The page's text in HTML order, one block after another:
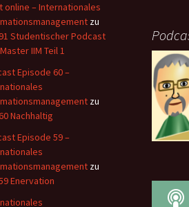
online – Internationales
zu
Studentischer Podcast
IIM Teil 1
Episode 60 –
zu
Nachhaltig
Episode 59 –
zu
Enervation